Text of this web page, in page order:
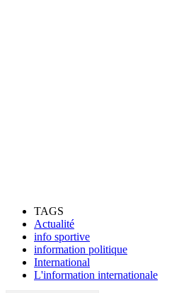
TAGS
Actualité
info sportive
information politique
‎International
L'information internationale